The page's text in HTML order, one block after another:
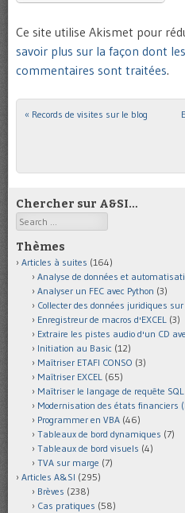
Ce site utilise Akismet pour
savoir plus sur la façon dont
commentaires sont traitées.
Post navigation
« Records de visites sur le blog
Chercher sur A&SI…
Search
Thèmes
Articles à suites (164)
Analyse de données et
Analyser un FEC avec Python (3)
Collecter des données juridiques
Enregistreur de macros d'EXCEL (3)
Extraire les pistes audio d'un CD
Initiation au Basic (12)
Maîtriser ETAFI CONSO (3)
Maîtriser EXCEL (65)
Maîtriser le langage de requête SQL
Modernisation des états financiers
Programmer en VBA (46)
Tableaux de bord dynamiques (7)
Tableaux de bord visuels (4)
TVA sur marge (7)
Articles A&SI (295)
Brèves (238)
Cas pratiques (58)